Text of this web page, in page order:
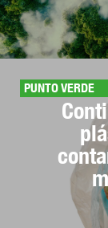
PUNTO VERDE